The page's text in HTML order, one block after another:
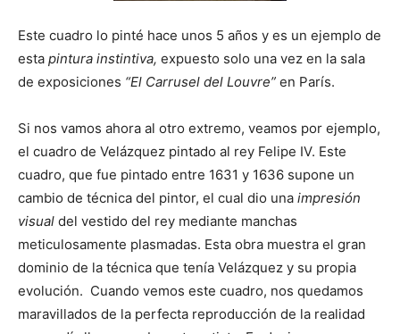
Este cuadro lo pinté hace unos 5 años y es un ejemplo de
esta pintura instintiva, expuesto solo una vez en la sala
de exposiciones “El Carrusel del Louvre” en París.
Si nos vamos ahora al otro extremo, veamos por ejemplo,
el cuadro de Velázquez pintado al rey Felipe IV. Este
cuadro, que fue pintado entre 1631 y 1636 supone un
cambio de técnica del pintor, el cual dio una impresión
visual del vestido del rey mediante manchas
meticulosamente plasmadas. Esta obra muestra el gran
dominio de la técnica que tenía Velázquez y su propia
evolución. Cuando vemos este cuadro, nos quedamos
maravillados de la perfecta reproducción de la realidad